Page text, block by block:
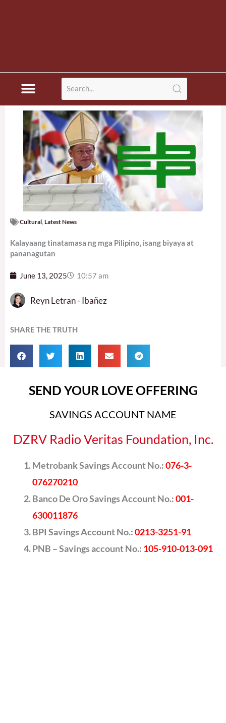
Cultural Latest News
Kalayaang tinatamasa ng mga Pilipino, isang biyaya at
pananagutan
June 13, 2025 10:57 am
Reyn Letran - Ibañez
SHARE THE TRUTH
SEND YOUR LOVE OFFERING
SAVINGS ACCOUNT NAME
DZRV Radio Veritas Foundation, Inc.
Metrobank Savings Account No.:076-3-
076270210
Banco De Oro Savings Account No.:001-
630011876
BPI Savings Account No.:0213-3251-91
PNB – Savings account No.: 105-910-013-091